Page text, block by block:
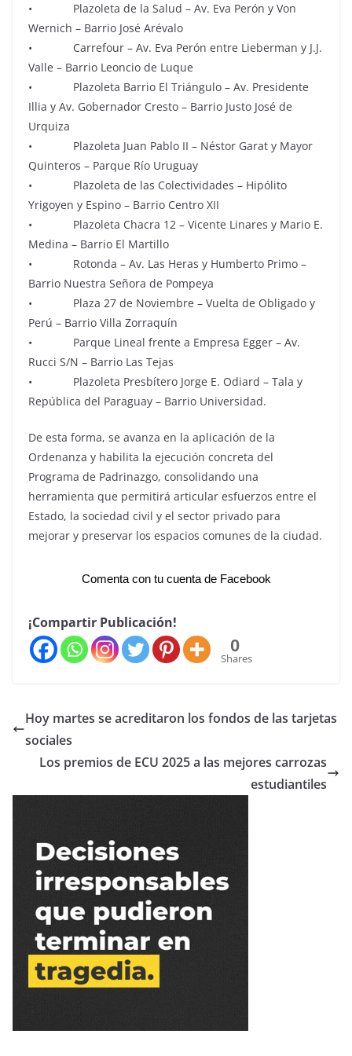
• Plazoleta de la Salud – Av. Eva Perón y Von
Wernich – Barrio José Arévalo
• Carrefour – Av. Eva Perón entre Lieberman y J.J.
Valle – Barrio Leoncio de Luque
• Plazoleta Barrio El Triángulo – Av. Presidente
Illia y Av. Gobernador Cresto – Barrio Justo José de
Urquiza
• Plazoleta Juan Pablo II – Néstor Garat y Mayor
Quinteros – Parque Río Uruguay
• Plazoleta de las Colectividades – Hipólito
Yrigoyen y Espino – Barrio Centro XII
• Plazoleta Chacra 12 – Vicente Linares y Mario E.
Medina – Barrio El Martillo
• Rotonda – Av. Las Heras y Humberto Primo –
Barrio Nuestra Señora de Pompeya
• Plaza 27 de Noviembre – Vuelta de Obligado y
Perú – Barrio Villa Zorraquín
• Parque Lineal frente a Empresa Egger – Av.
Rucci S/N – Barrio Las Tejas
• Plazoleta Presbítero Jorge E. Odiard – Tala y
República del Paraguay – Barrio Universidad.
De esta forma, se avanza en la aplicación de la
Ordenanza y habilita la ejecución concreta del
Programa de Padrinazgo, consolidando una
herramienta que permitirá articular esfuerzos entre el
Estado, la sociedad civil y el sector privado para
mejorar y preservar los espacios comunes de la ciudad.
Comenta con tu cuenta de Facebook
¡Compartir Publicación!
0
Shares
Hoy martes se acreditaron los fondos de las tarjetas
sociales
Los premios de ECU 2025 a las mejores carrozas
estudiantiles